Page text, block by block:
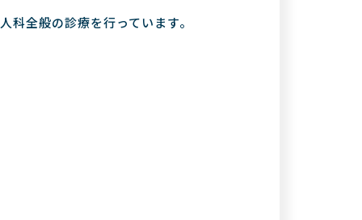
全般の診療を行っています。